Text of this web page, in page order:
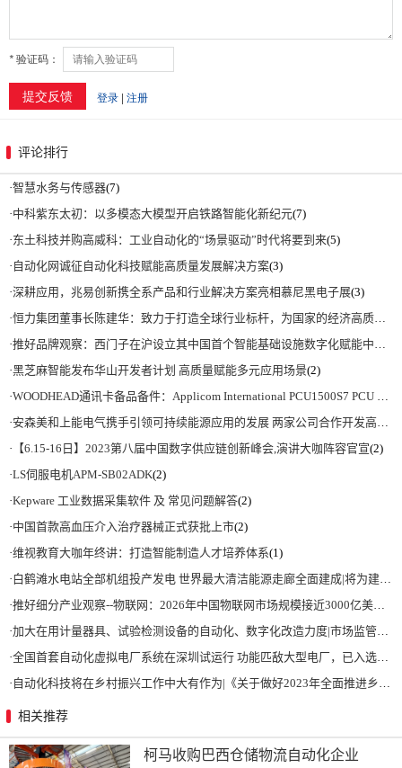
评论排行
·智慧水务与传感器(7)
·中科紫东太初：以多模态大模型开启铁路智能化新纪元(7)
·东土科技并购高威科：工业自动化的“场景驱动”时代将要到来(5)
· 自动化网诚征自动化科技赋能高质量发展解决方案(3)
·深耕应用，兆易创新携全系产品和行业解决方案亮相慕尼黑电子展(3)
·恒力集团董事长陈建华：致力于打造全球行业标杆，为国家的经济高质量发展贡献更大力量|上海电气集团党委书记、董事长吴磊来访
·推好品牌观察：西门子在沪设立其中国首个智能基础设施数字化赋能中心
·黑芝麻智能发布华山开发者计划 高质量赋能多元应用场景(2)
·WOODHEAD通讯卡备品备件：Applicom International PCU1500S7 PCU 1500 S7 V4.5.0
·安森美和上能电气携手引领可持续能源应用的发展 两家公司合作开发高性能储能和太阳能组串式逆变器方案 以实现可持续的未来
· 【6.15-16日】2023第八届中国数字供应链创新峰会,演讲大咖阵容官宣(2)
·LS伺服电机APM-SB02ADK(2)
·Kepware 工业数据采集软件 及 常见问题解答(2)
·中国首款高血压介入治疗器械正式获批上市(2)
·维视教育大咖年终讲：打造智能制造人才培养体系(1)
·白鹤滩水电站全部机组投产发电 世界最大清洁能源走廊全面建成|将为建设新型能源体系、保障国家能源安全、实现“双碳”目标提供有力支撑
·推好细分产业观察--物联网：2026年中国物联网市场规模接近3000亿美元 智慧工厂、智慧城市、智慧电网等将占60%以上
·加大在用计量器具、试验检测设备的自动化、数字化改造力度|市场监管总局 工业和信息化部 关于促进企业计量能力提升的指导意见
·全国首套自动化虚拟电厂系统在深圳试运行 功能匹敌大型电厂，已入选国际典型案例
· 自动化科技将在乡村振兴工作中大有作为|《关于做好2023年全面推进乡村振兴重点工作的意见》发布
相关推荐
柯马收购巴西仓储物流自动化企业